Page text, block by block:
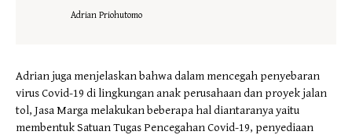
Adrian Priohutomo
Adrian juga menjelaskan bahwa dalam mencegah penyebaran
virus Covid-19 di lingkungan anak perusahaan dan proyek jalan
tol, Jasa Marga melakukan beberapa hal diantaranya yaitu
membentuk Satuan Tugas Pencegahan Covid-19, penyediaan